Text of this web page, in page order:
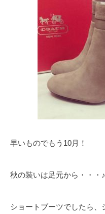
早いものでもう10月！
秋の装いは足元から・・・♪
ショートブーツでしたら、